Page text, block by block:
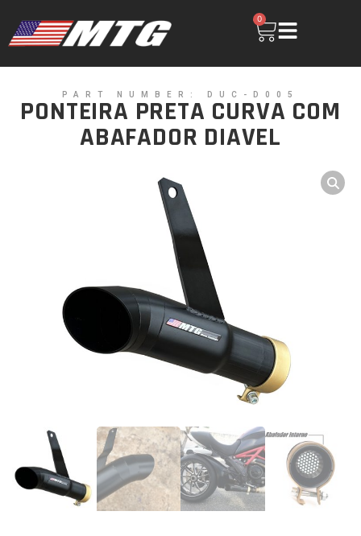
0
PART NUMBER: DUC-D005
PONTEIRA PRETA CURVA COM
ABAFADOR DIAVEL